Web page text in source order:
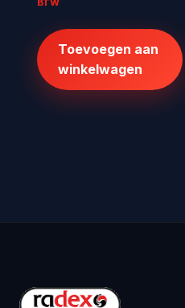
€379,95.
BTW
Toevoegen aan
winkelwagen